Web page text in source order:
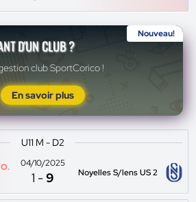
Nouveau!
D'UN CLUB ?
club SportCorico !
En savoir plus
U11 M - D2
04/10/2025
1 -9 Noyelles S/lens US 2